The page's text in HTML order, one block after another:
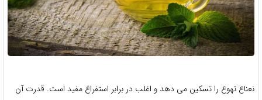
نعناع تهوع را تسکین می دهد و اغلب در برابر استفراغ مفید است. قدرت آن